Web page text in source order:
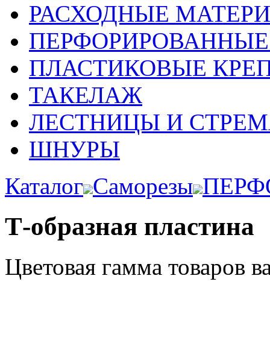
РАСХОДНЫЕ
ПЛАСТИКОВЫЕ
ТАКЕЛАЖ
ЛЕСТНИЦЫ И
ШНУРЫ
Каталог Саморезы
Т-образная пластина
Цветовая гамма товаров